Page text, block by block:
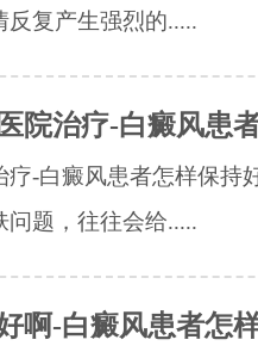
反复产生强烈的.....
院治疗-白癜风患
疗-白癜风患者怎样保持
题，往往会给.....
啊-白癜风患者怎